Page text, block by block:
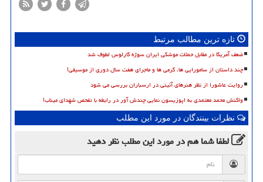
تازه ترین مطالب مرتبط
ضعف آمریکا در مقابل حملات موشکی ایران سوژه کارلوس لطوف شد
چند داستان از سامورایی ها، گرمی ها و ماجرای هفت سال دوری از موسیقی!
روایت عاشورا از نظر هنرهای آئینی در ارسباران بررسی می شود
واکنش محمد معتمدی به اپوزیسون نمایی چندش آور در رابطه با تفحص شهدای میناب!
نظرات بینندگان در مورد این مطلب
لطفا شما همدر مورد این مطلبنظر دهید